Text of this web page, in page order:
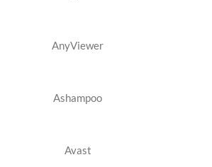
AnyViewer
Ashampoo
Avast